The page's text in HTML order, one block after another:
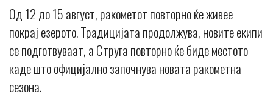
Од 12 до 15 август, ракометот повторно ќе живее
покрај езерото. Традицијата продолжува, новите екипи
се подготвуваат, а Струга повторно ќе биде местото
каде што официјално започнува новата ракометна
сезона.